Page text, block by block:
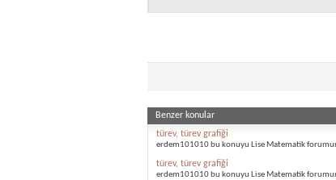
Benzer konular
türev, türev grafiği
erdem101010 bu konuyu Lise Matematik
türev, türev grafiği
erdem101010 bu konuyu Lise Matematik